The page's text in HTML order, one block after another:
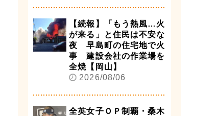
【続報】「もう熱風…火
が来る」と住民は不安な
夜 早島町の住宅地で火
事 建設会社の作業場を
全焼【岡山】
2026/08/06
全英女子ＯＰ制覇・桑木